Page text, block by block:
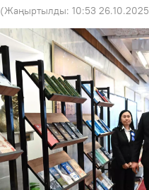
(Жаңыртылды: 10:53 26.10.2025